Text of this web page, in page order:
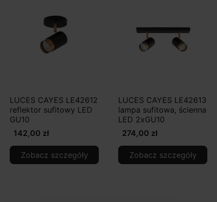
LUCES CAYES LE42612
reflektor sufitowy LED
GU10
142,00 zł
Zobacz szczegóły
LUCES CAYES LE42613
lampa sufitowa, ścienna
LED 2xGU10
274,00 zł
Zobacz szczegóły